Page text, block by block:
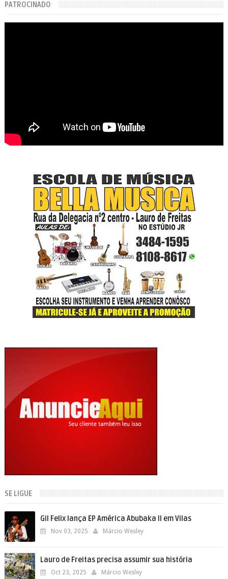
PATROCINADO
SE LIGUE
Gil Felix lança EP América Abubaka II em Vilas
Nov 03, 2025 Márcio Wesley
Lauro de Freitas precisa assumir sua história
Oct 23, 2025 Márcio Wesley